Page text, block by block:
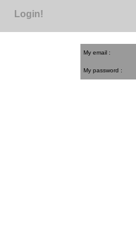
Login!
My email :
My password :